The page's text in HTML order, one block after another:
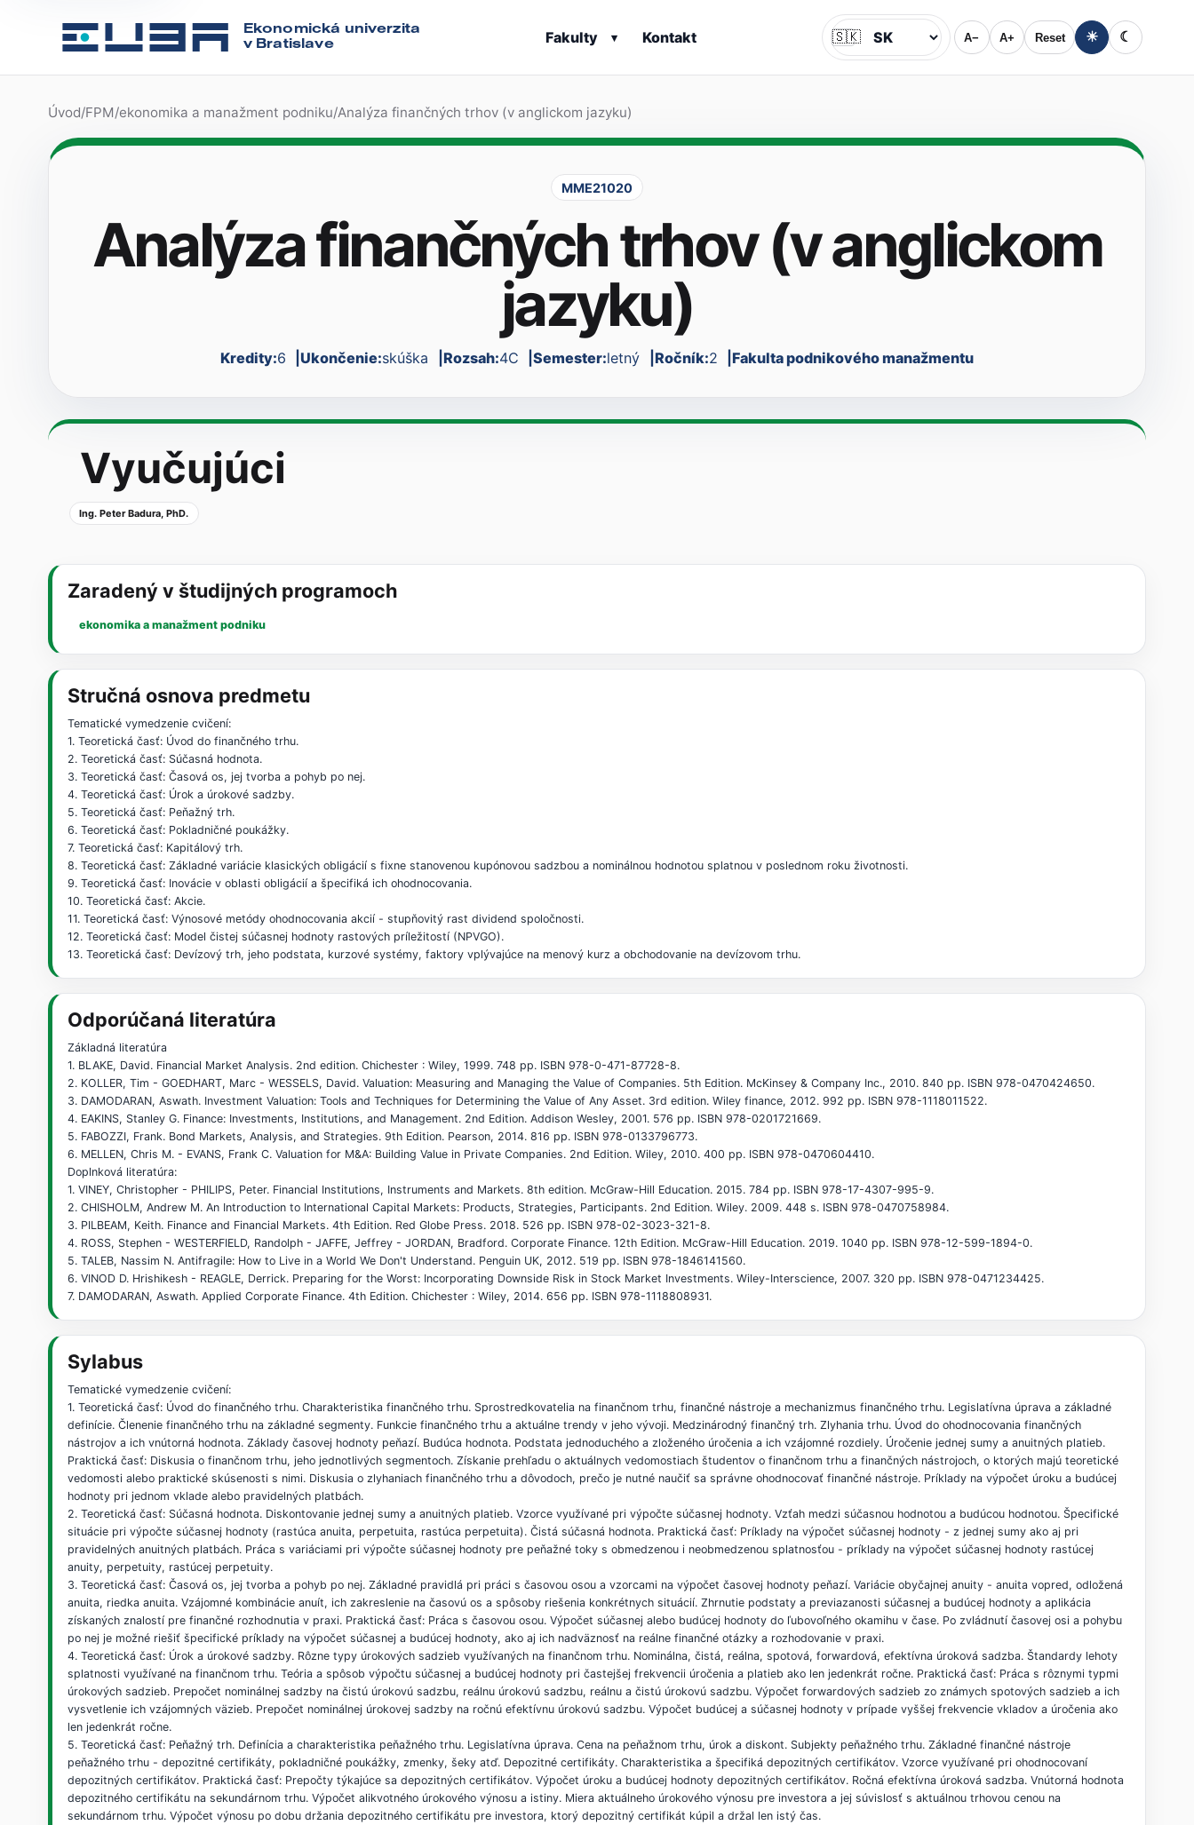
Ekonomická univerzita
v Bratislave
Fakulty ▾ Kontakt Jazyk
🇸🇰 A− A+ Reset ☀ ☾
Úvod/FPM/ekonomika a manažment podniku/Analýza finančných trhov (v anglickom jazyku)
MME21020
Analýza finančných trhov (v anglickom
jazyku)
Kredity:6 Ukončenie:skúška Rozsah:4C Semester:letný Ročník:2 Fakulta podnikového manažmentu
Vyučujúci
Ing. Peter Badura, PhD.
Zaradený v študijných programoch
ekonomika a manažment podniku
Stručná osnova predmetu
Tematické vymedzenie cvičení:
1. Teoretická časť: Úvod do finančného trhu.
2. Teoretická časť: Súčasná hodnota.
3. Teoretická časť: Časová os, jej tvorba a pohyb po nej.
4. Teoretická časť: Úrok a úrokové sadzby.
5. Teoretická časť: Peňažný trh.
6. Teoretická časť: Pokladničné poukážky.
7. Teoretická časť: Kapitálový trh.
8. Teoretická časť: Základné variácie klasických obligácií s fixne stanovenou kupónovou sadzbou a nominálnou hodnotou splatnou v poslednom roku životnosti.
9. Teoretická časť: Inovácie v oblasti obligácií a špecifiká ich ohodnocovania.
10. Teoretická časť: Akcie.
11. Teoretická časť: Výnosové metódy ohodnocovania akcií - stupňovitý rast dividend spoločnosti.
12. Teoretická časť: Model čistej súčasnej hodnoty rastových príležitostí (NPVGO).
13. Teoretická časť: Devízový trh, jeho podstata, kurzové systémy, faktory vplývajúce na menový kurz a obchodovanie na devízovom trhu.
Odporúčaná literatúra
Základná literatúra
1. BLAKE, David. Financial Market Analysis. 2nd edition. Chichester : Wiley, 1999. 748 pp. ISBN 978-0-471-87728-8.
2. KOLLER, Tim - GOEDHART, Marc - WESSELS, David. Valuation: Measuring and Managing the Value of Companies. 5th Edition. McKinsey & Company Inc., 2010. 840 pp. ISBN 978-0470424650.
3. DAMODARAN, Aswath. Investment Valuation: Tools and Techniques for Determining the Value of Any Asset. 3rd edition. Wiley finance, 2012. 992 pp. ISBN 978-1118011522.
4. EAKINS, Stanley G. Finance: Investments, Institutions, and Management. 2nd Edition. Addison Wesley, 2001. 576 pp. ISBN 978-0201721669.
5. FABOZZI, Frank. Bond Markets, Analysis, and Strategies. 9th Edition. Pearson, 2014. 816 pp. ISBN 978-0133796773.
6. MELLEN, Chris M. - EVANS, Frank C. Valuation for M&A: Building Value in Private Companies. 2nd Edition. Wiley, 2010. 400 pp. ISBN 978-0470604410.
Doplnková literatúra:
1. VINEY, Christopher - PHILIPS, Peter. Financial Institutions, Instruments and Markets. 8th edition. McGraw-Hill Education. 2015. 784 pp. ISBN 978-17-4307-995-9.
2. CHISHOLM, Andrew M. An Introduction to International Capital Markets: Products, Strategies, Participants. 2nd Edition. Wiley. 2009. 448 s. ISBN 978-0470758984.
3. PILBEAM, Keith. Finance and Financial Markets. 4th Edition. Red Globe Press. 2018. 526 pp. ISBN 978-02-3023-321-8.
4. ROSS, Stephen - WESTERFIELD, Randolph - JAFFE, Jeffrey - JORDAN, Bradford. Corporate Finance. 12th Edition. McGraw-Hill Education. 2019. 1040 pp. ISBN 978-12-599-1894-0.
5. TALEB, Nassim N. Antifragile: How to Live in a World We Don't Understand. Penguin UK, 2012. 519 pp. ISBN 978-1846141560.
6. VINOD D. Hrishikesh - REAGLE, Derrick. Preparing for the Worst: Incorporating Downside Risk in Stock Market Investments. Wiley-Interscience, 2007. 320 pp. ISBN 978-0471234425.
7. DAMODARAN, Aswath. Applied Corporate Finance. 4th Edition. Chichester : Wiley, 2014. 656 pp. ISBN 978-1118808931.
Sylabus
Tematické vymedzenie cvičení:
1. Teoretická časť: Úvod do finančného trhu. Charakteristika finančného trhu. Sprostredkovatelia na finančnom trhu, finančné nástroje a mechanizmus finančného trhu. Legislatívna úprava a základné
definície. Členenie finančného trhu na základné segmenty. Funkcie finančného trhu a aktuálne trendy v jeho vývoji. Medzinárodný finančný trh. Zlyhania trhu. Úvod do ohodnocovania finančných
nástrojov a ich vnútorná hodnota. Základy časovej hodnoty peňazí. Budúca hodnota. Podstata jednoduchého a zloženého úročenia a ich vzájomné rozdiely. Úročenie jednej sumy a anuitných platieb.
Praktická časť: Diskusia o finančnom trhu, jeho jednotlivých segmentoch. Získanie prehľadu o aktuálnych vedomostiach študentov o finančnom trhu a finančných nástrojoch, o ktorých majú teoretické
vedomosti alebo praktické skúsenosti s nimi. Diskusia o zlyhaniach finančného trhu a dôvodoch, prečo je nutné naučiť sa správne ohodnocovať finančné nástroje. Príklady na výpočet úroku a budúcej
hodnoty pri jednom vklade alebo pravidelných platbách.
2. Teoretická časť: Súčasná hodnota. Diskontovanie jednej sumy a anuitných platieb. Vzorce využívané pri výpočte súčasnej hodnoty. Vzťah medzi súčasnou hodnotou a budúcou hodnotou. Špecifické
situácie pri výpočte súčasnej hodnoty (rastúca anuita, perpetuita, rastúca perpetuita). Čistá súčasná hodnota. Praktická časť: Príklady na výpočet súčasnej hodnoty - z jednej sumy ako aj pri
pravidelných anuitných platbách. Práca s variáciami pri výpočte súčasnej hodnoty pre peňažné toky s obmedzenou i neobmedzenou splatnosťou - príklady na výpočet súčasnej hodnoty rastúcej
anuity, perpetuity, rastúcej perpetuity.
3. Teoretická časť: Časová os, jej tvorba a pohyb po nej. Základné pravidlá pri práci s časovou osou a vzorcami na výpočet časovej hodnoty peňazí. Variácie obyčajnej anuity - anuita vopred, odložená
anuita, riedka anuita. Vzájomné kombinácie anuít, ich zakreslenie na časovú os a spôsoby riešenia konkrétnych situácií. Zhrnutie podstaty a previazanosti súčasnej a budúcej hodnoty a aplikácia
získaných znalostí pre finančné rozhodnutia v praxi. Praktická časť: Práca s časovou osou. Výpočet súčasnej alebo budúcej hodnoty do ľubovoľného okamihu v čase. Po zvládnutí časovej osi a pohybu
po nej je možné riešiť špecifické príklady na výpočet súčasnej a budúcej hodnoty, ako aj ich nadväznosť na reálne finančné otázky a rozhodovanie v praxi.
4. Teoretická časť: Úrok a úrokové sadzby. Rôzne typy úrokových sadzieb využívaných na finančnom trhu. Nominálna, čistá, reálna, spotová, forwardová, efektívna úroková sadzba. Štandardy lehoty
splatnosti využívané na finančnom trhu. Teória a spôsob výpočtu súčasnej a budúcej hodnoty pri častejšej frekvencii úročenia a platieb ako len jedenkrát ročne. Praktická časť: Práca s rôznymi typmi
úrokových sadzieb. Prepočet nominálnej sadzby na čistú úrokovú sadzbu, reálnu úrokovú sadzbu, reálnu a čistú úrokovú sadzbu. Výpočet forwardových sadzieb zo známych spotových sadzieb a ich
vysvetlenie ich vzájomných väzieb. Prepočet nominálnej úrokovej sadzby na ročnú efektívnu úrokovú sadzbu. Výpočet budúcej a súčasnej hodnoty v prípade vyššej frekvencie vkladov a úročenia ako
len jedenkrát ročne.
5. Teoretická časť: Peňažný trh. Definícia a charakteristika peňažného trhu. Legislatívna úprava. Cena na peňažnom trhu, úrok a diskont. Subjekty peňažného trhu. Základné finančné nástroje
peňažného trhu - depozitné certifikáty, pokladničné poukážky, zmenky, šeky atď. Depozitné certifikáty. Charakteristika a špecifiká depozitných certifikátov. Vzorce využívané pri ohodnocovaní
depozitných certifikátov. Praktická časť: Prepočty týkajúce sa depozitných certifikátov. Výpočet úroku a budúcej hodnoty depozitných certifikátov. Ročná efektívna úroková sadzba. Vnútorná hodnota
depozitného certifikátu na sekundárnom trhu. Výpočet alikvotného úrokového výnosu a istiny. Miera aktuálneho úrokového výnosu pre investora a jej súvislosť s aktuálnou trhovou cenou na
sekundárnom trhu. Výpočet výnosu po dobu držania depozitného certifikátu pre investora, ktorý depozitný certifikát kúpil a držal len istý čas.